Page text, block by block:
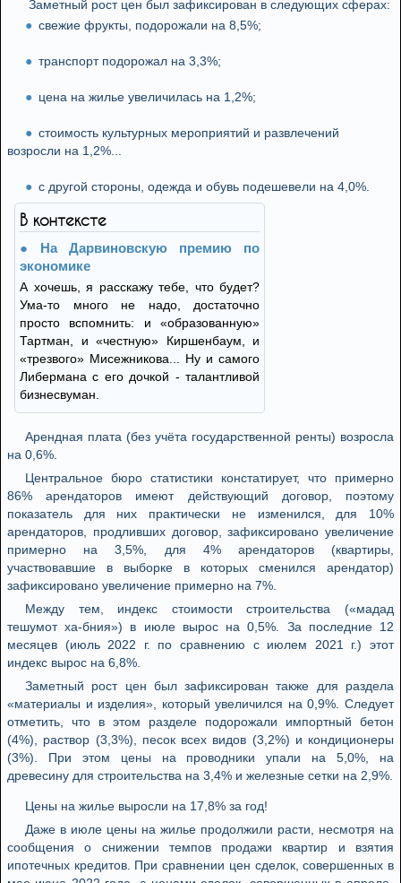
Заметный рост цен был зафиксирован в следующих сферах:
свежие фрукты, подорожали на 8,5%;
транспорт подорожал на 3,3%;
цена на жилье увеличилась на 1,2%;
стоимость культурных мероприятий и развлечений
возросли на 1,2%...
с другой стороны, одежда и обувь подешевели на 4,0%.
В контексте
На Дарвиновскую премию по
экономике
А хочешь, я расскажу тебе, что будет?
Ума-то много не надо, достаточно
просто вспомнить: и «образованную»
Тартман, и «честную» Киршенбаум, и
«трезвого» Мисежникова... Ну и самого
Либермана с его дочкой - талантливой
бизнесвуман.
Арендная плата (без учёта государственной ренты) возросла
на 0,6%.
Центральное бюро статистики констатирует, что примерно
86% арендаторов имеют действующий договор, поэтому
показатель для них практически не изменился, для 10%
арендаторов, продливших договор, зафиксировано увеличение
примерно на 3,5%, для 4% арендаторов (квартиры,
участвовавшие в выборке в которых сменился арендатор)
зафиксировано увеличение примерно на 7%.
Между тем, индекс стоимости строительства («мадад
тешумот ха-бния») в июле вырос на 0,5%. За последние 12
месяцев (июль 2022 г. по сравнению с июлем 2021 г.) этот
индекс вырос на 6,8%.
Заметный рост цен был зафиксирован также для раздела
«материалы и изделия», который увеличился на 0,9%. Следует
отметить, что в этом разделе подорожали импортный бетон
(4%), раствор (3,3%), песок всех видов (3,2%) и кондиционеры
(3%). При этом цены на проводники упали на 5,0%, на
древесину для строительства на 3,4% и железные сетки на 2,9%.
Цены на жилье выросли на 17,8% за год!
Даже в июле цены на жилье продолжили расти, несмотря на
сообщения о снижении темпов продажи квартир и взятия
ипотечных кредитов. При сравнении цен сделок, совершенных в